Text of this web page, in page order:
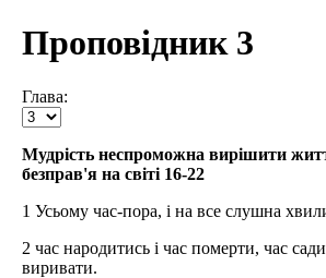
Проповідник 3
Глава:
Мудрість неспроможна вирішити
безправ'я на світі 16-22
1 Усьому час-пора, і на все слушна
2 час народитись і час померти, час
виривати.